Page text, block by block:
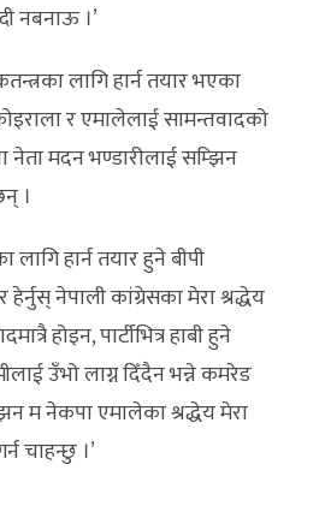
नबनाऊ ।’
लागि हार्न तयार भएका
र एमालेलाई सामन्तवादको
नेता मदन भण्डारीलाई सम्झिन
।
हार्न तयार हुने बीपी
नेपाली कांग्रेसका मेरा श्रद्धेय
होइन, पार्टीभित्र हाबी हुने
उँभो लाग्न दिँदैन भन्ने कमरेड
म नेकपा एमालेका श्रद्धेय मेरा
चाहन्छु ।’